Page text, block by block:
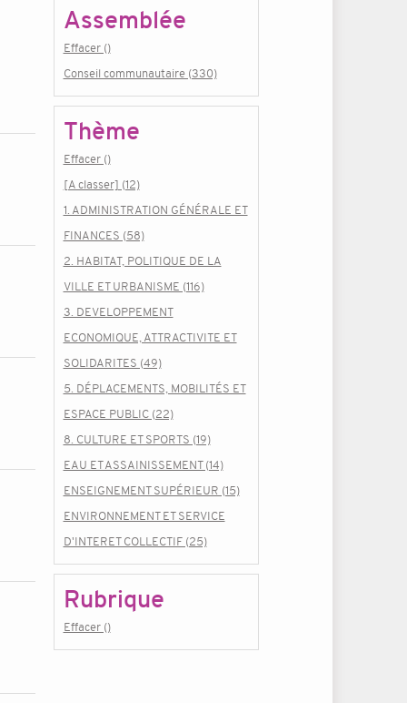
Assemblée
Effacer ()
Conseil communautaire (330)
Thème
Effacer ()
[A classer] (12)
1. ADMINISTRATION GÉNÉRALE ET
FINANCES (58)
2. HABITAT, POLITIQUE DE LA
VILLE ET URBANISME (116)
3. DEVELOPPEMENT
ECONOMIQUE, ATTRACTIVITE ET
SOLIDARITES (49)
5. DÉPLACEMENTS, MOBILITÉS ET
ESPACE PUBLIC (22)
8. CULTURE ET SPORTS (19)
EAU ET ASSAINISSEMENT (14)
ENSEIGNEMENT SUPÉRIEUR (15)
ENVIRONNEMENT ET SERVICE
D'INTERET COLLECTIF (25)
Rubrique
Effacer ()